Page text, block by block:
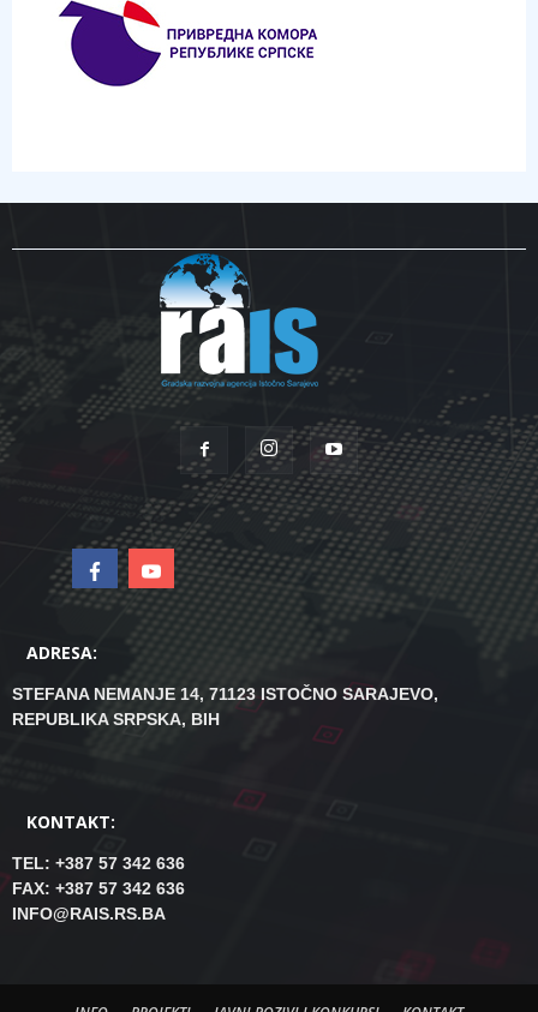
ADRESA:
STEFANA NEMANJE 14, 71123 ISTOČNO SARAJEVO,
REPUBLIKA SRPSKA, BIH
KONTAKT:
TEL: +387 57 342 636
FAX: +387 57 342 636
INFO@RAIS.RS.BA